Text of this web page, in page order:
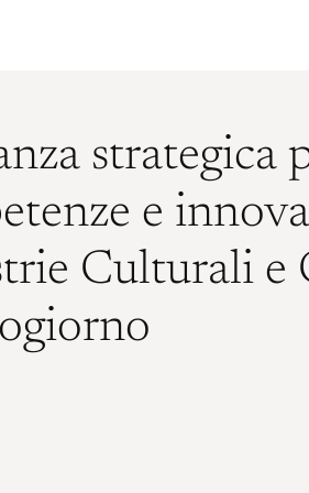
strategica
e
Culturali e